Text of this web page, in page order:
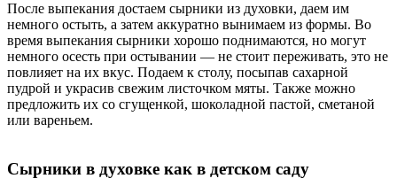
После выпекания достаем сырники из духовки, даем им
немного остыть, а затем аккуратно вынимаем из формы. Во
время выпекания сырники хорошо поднимаются, но могут
немного осесть при остывании — не стоит переживать, это не
повлияет на их вкус. Подаем к столу, посыпав сахарной
пудрой и украсив свежим листочком мяты. Также можно
предложить их со сгущенкой, шоколадной пастой, сметаной
или вареньем.
Сырники в духовке как в детском саду